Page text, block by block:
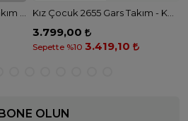
3.799,00
Sepette %10 3.419,10
OLUN